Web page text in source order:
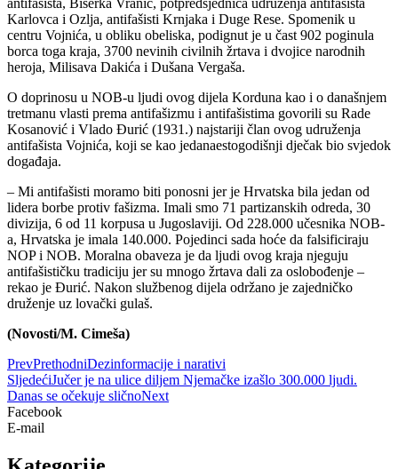
antifašista, Biserka Vranić, potpredsjednica udruženja antifašista
Karlovca i Ozlja, antifašisti Krnjaka i Duge Rese. Spomenik u
centru Vojnića, u obliku obeliska, podignut je u čast 902 poginula
borca toga kraja, 3700 nevinih civilnih žrtava i dvojice narodnih
heroja, Milisava Dakića i Dušana Vergaša.
O doprinosu u NOB-u ljudi ovog dijela Korduna kao i o današnjem
tretmanu vlasti prema antifašizmu i antifašistima govorili su Rade
Kosanović i Vlado Đurić (1931.) najstariji član ovog udruženja
antifašista Vojnića, koji se kao jedanaestogodišnji dječak bio svjedok
događaja.
– Mi antifašisti moramo biti ponosni jer je Hrvatska bila jedan od
lidera borbe protiv fašizma. Imali smo 71 partizanskih odreda, 30
divizija, 6 od 11 korpusa u Jugoslaviji. Od 228.000 učesnika NOB-
a, Hrvatska je imala 140.000. Pojedinci sada hoće da falsificiraju
NOP i NOB. Moralna obaveza je da ljudi ovog kraja njeguju
antifašističku tradiciju jer su mnogo žrtava dali za oslobođenje –
rekao je Đurić. Nakon službenog dijela održano je zajedničko
druženje uz lovački gulaš.
(Novosti/M. Cimeša)
PrevPrethodniDezinformacije i narativi
SljedećiJučer je na ulice diljem Njemačke izašlo 300.000 ljudi.
Danas se očekuje sličnoNext
Facebook
E-mail